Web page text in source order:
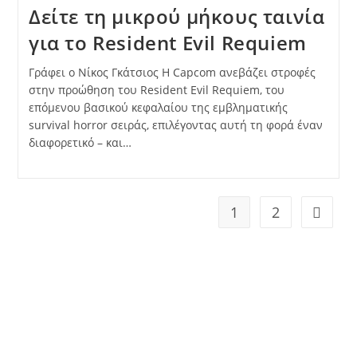
Δείτε τη μικρού μήκους ταινία
για το Resident Evil Requiem
Γράφει ο Νίκος Γκάτσιος Η Capcom ανεβάζει στροφές
στην προώθηση του Resident Evil Requiem, του
επόμενου βασικού κεφαλαίου της εμβληματικής
survival horror σειράς, επιλέγοντας αυτή τη φορά έναν
διαφορετικό – και…
1 2